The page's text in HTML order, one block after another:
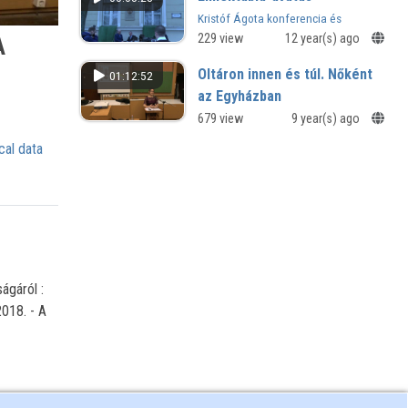
data
:
- A
segítségével
Kristóf Ágota konferencia és
emléktábla-avatás
229 view 12 year(s) ago
01:12:52
Oltáron innen és túl. Nőként
az Egyházban
Isten és a teológia női arca -
679 view 9 year(s) ago